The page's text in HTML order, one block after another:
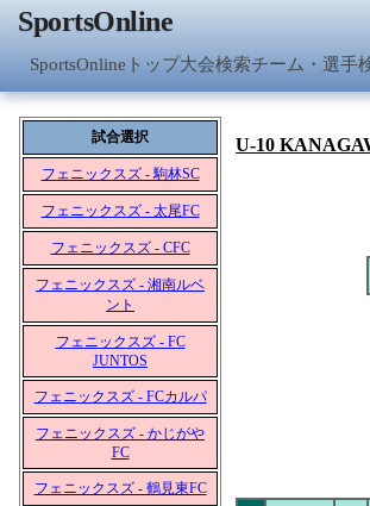
SportsOnline
SportsOnlineトップ大会検索チーム・選手
試合選択
フェニックスズ - 駒林SC
フェニックスズ - 太尾FC
フェニックスズ - CFC
フェニックスズ - 湘南ルベ
ント
フェニックスズ - FC
JUNTOS
フェニックスズ - FCカルパ
フェニックスズ - かじがや
FC
フェニックスズ - 鶴見東FC
U-10